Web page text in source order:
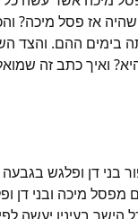
אז פסל מיכה?
בימים ההם. והצד
ואיך כתב
דן ופלגש
מיכה ובני דן